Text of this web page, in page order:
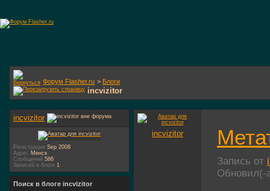
Форум Flasher.ru > Блоги
incvizitor
incvizitor
Запись от
incvizitor
Регистрация Sep 2008
Адрес Менск
Сообщений 586
Записей в блоге 1
Поиск в блоге incvizitor